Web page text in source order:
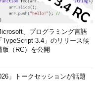
、プログラミング言語
「TypeScript 3.4」のリリース候
版（RC）を公開
」トークセッションが話題